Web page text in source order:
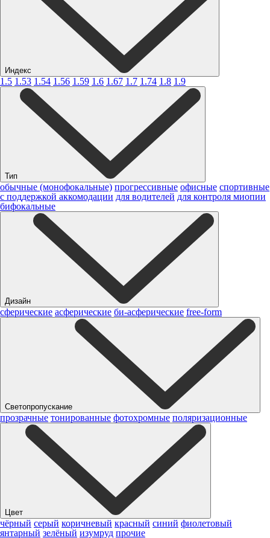
Индекс
1.5 1.53 1.54 1.56 1.59 1.6 1.67 1.7 1.74 1.8 1.9
Тип
обычные (монофокальные) прогрессивные офисные спортивные
с поддержкой аккомодации для водителей для контроля миопии
бифокальные
Дизайн
сферические асферические би-асферические free-form
Светопропускание
прозрачные тонированные фотохромные поляризационные
Цвет
чёрный серый коричневый красный синий фиолетовый
янтарный зелёный изумруд прочие